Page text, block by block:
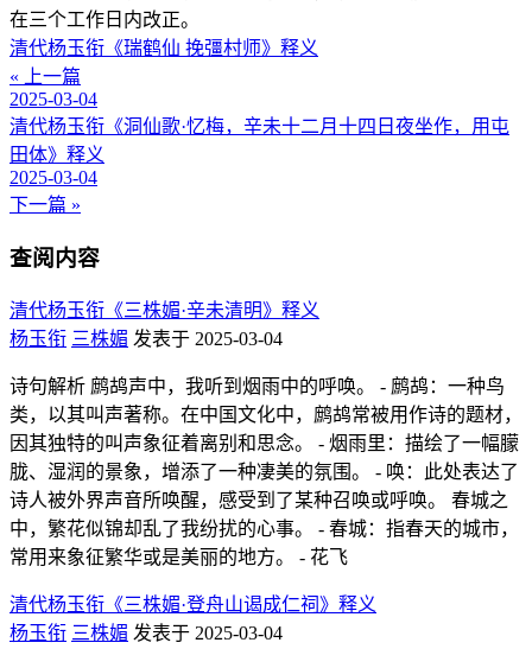
在三个工作日内改正。
清代杨玉衔《瑞鹤仙 挽彊村师》释义
« 上一篇
2025-03-04
清代杨玉衔《洞仙歌·忆梅，辛未十二月十四日夜坐作，用屯
田体》释义
2025-03-04
下一篇 »
查阅内容
清代杨玉衔《三株媚·辛未清明》释义
杨玉衔 三株媚 发表于 2025-03-04
诗句解析 鹧鸪声中，我听到烟雨中的呼唤。 - 鹧鸪：一种鸟
类，以其叫声著称。在中国文化中，鹧鸪常被用作诗的题材，
因其独特的叫声象征着离别和思念。 - 烟雨里：描绘了一幅朦
胧、湿润的景象，增添了一种凄美的氛围。 - 唤：此处表达了
诗人被外界声音所唤醒，感受到了某种召唤或呼唤。 春城之
中，繁花似锦却乱了我纷扰的心事。 - 春城：指春天的城市，
常用来象征繁华或是美丽的地方。 - 花飞
清代杨玉衔《三株媚·登舟山谒成仁祠》释义
杨玉衔 三株媚 发表于 2025-03-04